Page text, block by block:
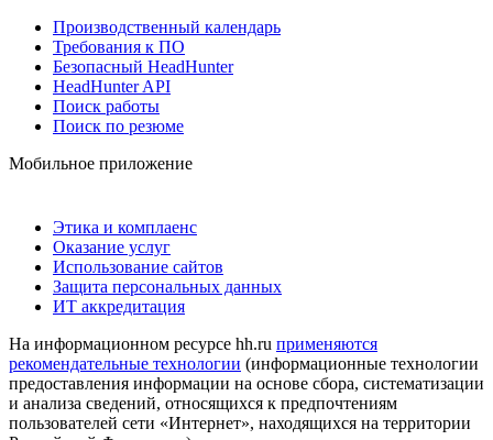
Производственный календарь
Требования к ПО
Безопасный HeadHunter
HeadHunter API
Поиск работы
Поиск по резюме
Мобильное приложение
Этика и комплаенс
Оказание услуг
Использование сайтов
Защита персональных данных
ИТ аккредитация
На информационном ресурсе hh.ru применяются
рекомендательные технологии (информационные технологии
предоставления информации на основе сбора, систематизации
и анализа сведений, относящихся к предпочтениям
пользователей сети «Интернет», находящихся на территории